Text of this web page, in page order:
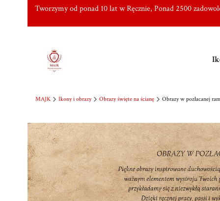
Tworzymy od ponad 10 lat w Ręcznie, Ponad 2500
MAJK Ikony i obrazy Obrazy święte na ścianę Obrazy w pozłacanej